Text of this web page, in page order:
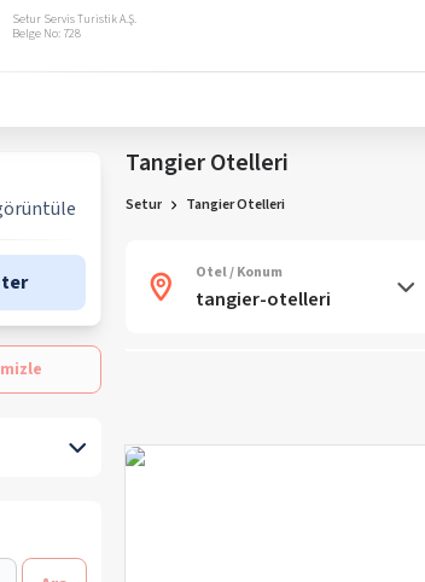
Setur Servis Turistik A.Ş.
Belge No: 728
Tangier Otelleri
Setur Tangier Otelleri
Otel / Konum